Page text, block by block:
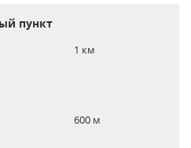
пункт
1 км
600 м